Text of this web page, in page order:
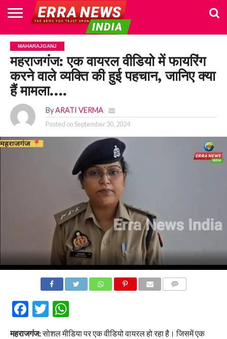
HOME
POLITICS
NEWS
BUSINESS
CULTURE
NATIONAL
SPORTS
LIFESTYLE
TRAVEL
OPINION
BREAKING
NEWS
ENTERTAINMENT
WORLD
CRIME
JOIN
US
MAHARAJGANJ
महराजगंज: एक वायरल वीडियो में फायरिंग
करने वाले व्यक्ति की हुई पहचान, जानिए क्या
हैं मामला….
By ARATI VERMA
Posted onSeptember 30, 2024
Facebook
Twitter
WhatsApp
महराजगंज:सोशल मीडिया पर एक वीडियो वायरल हो रहा है। जिसमें एक